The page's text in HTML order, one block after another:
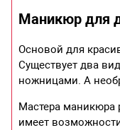
Маникюр для
Основой для
Существует два
ножницами. А
Мастера маникюра
имеет